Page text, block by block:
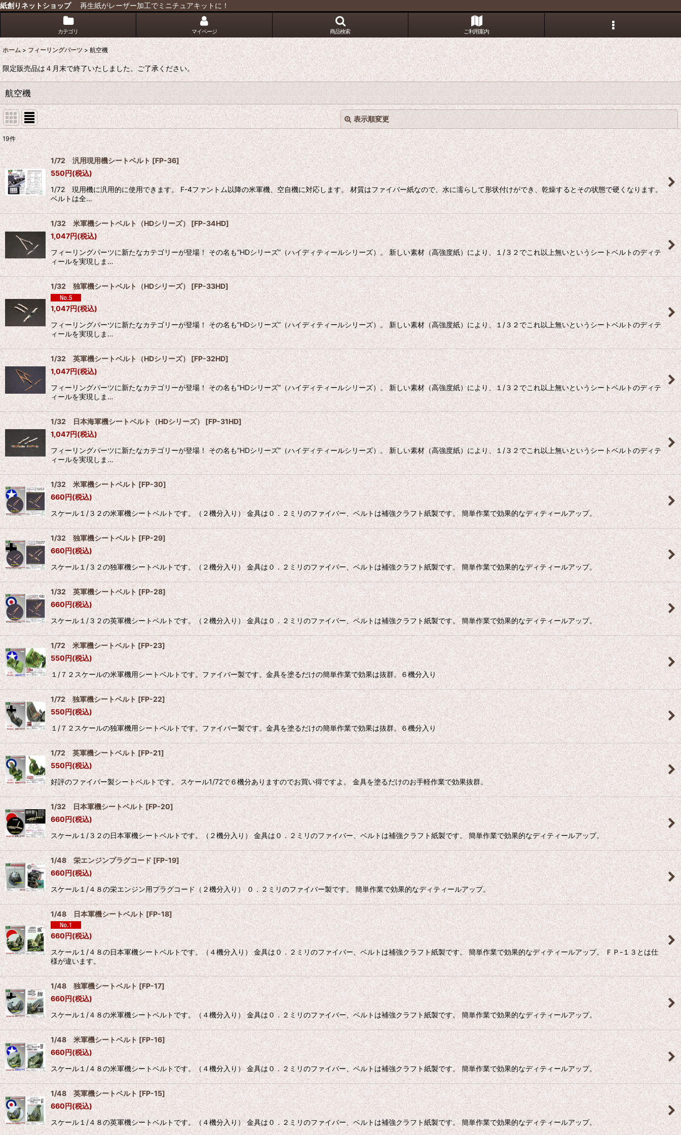
紙創りネットショップ再生紙がレーザー加工でミニチュアキットに！
カテゴリ マイページ 商品検索 ご利用案内
ホーム > フィーリングパーツ > 航空機
限定販売品は４月末で終了いたしました。ご了承ください。
航空機
表示順変更
表示数:
並び順:
絞り込む
閉じる
19件
1/72 汎用現用機シートベルト[FP-36]
550円(税込)
1/72 現用機に汎用的に使用できます。 F-4ファントム以降の米軍機、空自機に対応します。 材質はファイバー紙なので、水に濡らして形状付けができ、乾燥するとその状態で硬くなります。
ベルトは全…
1/32 米軍機シートベルト（HDシリーズ） [FP-34HD]
1,047円(税込)
フィーリングパーツに新たなカテゴリーが登場！ その名も”HDシリーズ”（ハイディティールシリーズ）。 新しい素材（高強度紙）により、１/３２でこれ以上無いというシートベルトのディテ
ィールを実現しま…
1/32 独軍機シートベルト（HDシリーズ） [FP-33HD]
1,047円(税込)
フィーリングパーツに新たなカテゴリーが登場！ その名も”HDシリーズ”（ハイディティールシリーズ）。 新しい素材（高強度紙）により、１/３２でこれ以上無いというシートベルトのディテ
ィールを実現しま…
1/32 英軍機シートベルト（HDシリーズ）[FP-32HD]
1,047円(税込)
フィーリングパーツに新たなカテゴリーが登場！ その名も”HDシリーズ”（ハイディティールシリーズ）。 新しい素材（高強度紙）により、１/３２でこれ以上無いというシートベルトのディテ
ィールを実現しま…
1/32 日本海軍機シートベルト（HDシリーズ） [FP-31HD]
1,047円(税込)
フィーリングパーツに新たなカテゴリーが登場！ その名も”HDシリーズ”（ハイディティールシリーズ）。 新しい素材（高強度紙）により、１/３２でこれ以上無いというシートベルトのディテ
ィールを実現しま…
1/32 米軍機シートベルト[FP-30]
660円(税込)
スケール１/３２の米軍機シートベルトです。（２機分入り） 金具は０．２ミリのファイバー、ベルトは補強クラフト紙製です。 簡単作業で効果的なディティールアップ。
1/32 独軍機シートベルト [FP-29]
660円(税込)
スケール１/３２の独軍機シートベルトです。（２機分入り） 金具は０．２ミリのファイバー、ベルトは補強クラフト紙製です。 簡単作業で効果的なディティールアップ。
1/32 英軍機シートベルト [FP-28]
660円(税込)
スケール１/３２の英軍機シートベルトです。（２機分入り） 金具は０．２ミリのファイバー、ベルトは補強クラフト紙製です。 簡単作業で効果的なディティールアップ。
1/72 米軍機シートベルト [FP-23]
550円(税込)
１/７２スケールの米軍機用シートベルトです。ファイバー製です。金具を塗るだけの簡単作業で効果は抜群。６機分入り
1/72 独軍機シートベルト [FP-22]
550円(税込)
１/７２スケールの独軍機用シートベルトです。ファイバー製です。金具を塗るだけの簡単作業で効果は抜群。６機分入り
1/72 英軍機シートベルト[FP-21]
550円(税込)
好評のファイバー製シートベルトです。 スケール1/72で６機分ありますのでお買い得ですよ。 金具を塗るだけのお手軽作業で効果抜群。
1/32 日本軍機シートベルト[FP-20]
660円(税込)
スケール１/３２の日本軍機シートベルトです。（２機分入り） 金具は０．２ミリのファイバー、ベルトは補強クラフト紙製です。 簡単作業で効果的なディティールアップ。
1/48 栄エンジンプラグコード [FP-19]
660円(税込)
スケール１/４８の栄エンジン用プラグコード（２機分入り） ０．２ミリのファイバー製です。 簡単作業で効果的なディティールアップ。
1/48 日本軍機シートベルト[FP-18]
660円(税込)
スケール１/４８の日本軍機シートベルトです。（４機分入り） 金具は０．２ミリのファイバー、ベルトは補強クラフト紙製です。 簡単作業で効果的なディティールアップ。 ＦＰ-１３とは仕
様が違います。
1/48 独軍機シートベルト[FP-17]
660円(税込)
スケール１/４８の米軍機シートベルトです。（４機分入り） 金具は０．２ミリのファイバー、ベルトは補強クラフト紙製です。 簡単作業で効果的なディティールアップ。
1/48 米軍機シートベルト [FP-16]
660円(税込)
スケール１/４８の米軍機シートベルトです。（４機分入り） 金具は０．２ミリのファイバー、ベルトは補強クラフト紙製です。 簡単作業で効果的なディティールアップ。
1/48 英軍機シートベルト[FP-15]
660円(税込)
スケール１/４８の英軍機シートベルトです。（４機分入り） 金具は０．２ミリのファイバー、ベルトは補強クラフト紙製です。 簡単作業で効果的なディティールアップ。